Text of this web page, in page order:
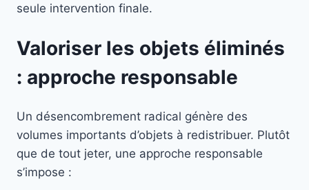
seule intervention finale.
Valoriser les objets éliminés
: approche responsable
Un désencombrement radical génère des
volumes importants d’objets à redistribuer. Plutôt
que de tout jeter, une approche responsable
s’impose :